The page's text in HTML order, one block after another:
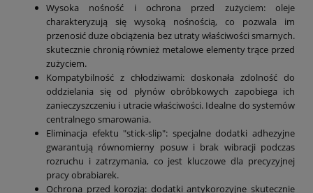
Wysoka nośność i ochrona przed zużyciem: oleje
charakteryzują się wysoką nośnością, co pozwala im
przenosić duże obciążenia bez utraty właściwości smarnych.
skutecznie chronią również metalowe elementy trące przed
zużyciem.
Kompatybilność z chłodziwami: doskonała zdolność do
oddzielania się od płynów obróbkowych zapobiega ich
zanieczyszczeniu i utracie właściwości. Idealne do systemów
centralnego smarowania.
Eliminacja efektu "stick-slip": specjalne dodatki adhezyjne
gwarantują równomierny posuw i brak wibracji podczas
rozruchu i zatrzymania, co jest kluczowe dla precyzyjnej
pracy obrabiarek.
Ochrona przed korozją: dodatki antykorozyjne skutecznie